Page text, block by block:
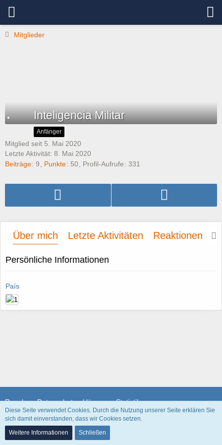
Mitglieder
Inteligencia Militar
Anfänger
Mitglied seit 5. Mai 2020
Letzte Aktivität: 8. Mai 2020
Beiträge 9 Punkte 50 Profil-Aufrufe 331
Über mich Letzte Aktivitäten Reaktionen
Persönliche Informationen
País
Regeln Datenschutzerklärung Statistik
Community-Software:
Diese Seite verwendet Cookies. Durch die Nutzung unserer Seite erklären Sie
sich damit einverstanden, dass wir Cookies setzen.
Weitere Informationen
Schließen